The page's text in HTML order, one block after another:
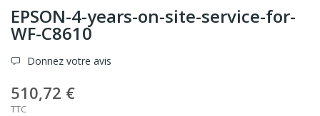
EPSON-4-years-on-site-service-for-
WF-C8610
Donnez votre avis
510,72 €
TTC